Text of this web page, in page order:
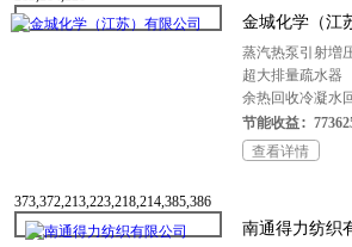
金城化学（江
蒸汽热泵引射増
超大排量疏水器
余热回收冷凝水
节能收益：
查看详情
373,372,213,223,218,214,385,386
南通得力纺织